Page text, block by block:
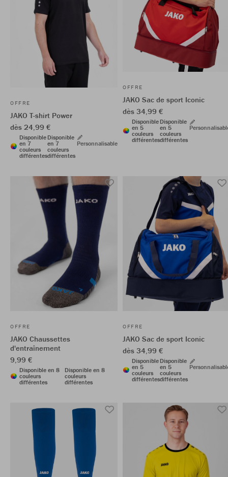
OFFRE
JAKO T-shirt Power
dès 24,99 €
Disponible
en 7
couleurs
différentes
Disponible
en 7
couleurs
différentes
Personnalisable
OFFRE
JAKO Sac de sport Iconic
dès 34,99 €
Disponible
en 5
couleurs
différentes
Disponible
en 5
couleurs
différentes
OFFRE
JAKO Chaussettes
d'entraînement
9,99 €
Disponible en 8
couleurs
différentes
Disponible en 8
couleurs
différentes
OFFRE
JAKO Sac de sport Iconic
dès 34,99 €
Disponible
en 5
couleurs
différentes
Disponible
en 5
couleurs
différentes